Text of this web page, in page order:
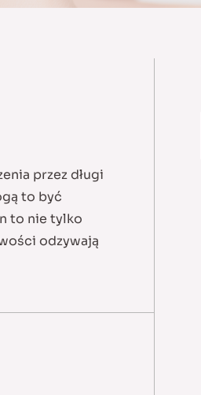
przez długi
to być
to nie tylko
odzywają